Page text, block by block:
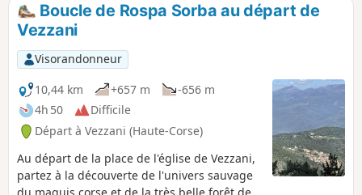
Boucle de Rospa Sorba au départ de
Vezzani
Visorandonneur
10,44 km
+657 m
-656 m
4h 50
Difficile
Départ à Vezzani (Haute-Corse)
Au départ de la place de l'église de Vezzani,
partez à la découverte de l'univers sauvage